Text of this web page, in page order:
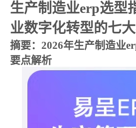
生产制造业erp选型
业数字化转型的七
摘要：2026年生产制造业
要点解析